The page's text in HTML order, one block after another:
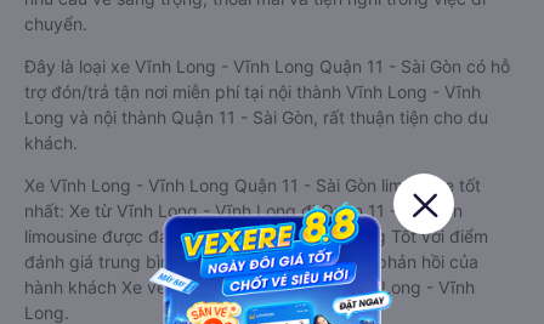
chuyển.
Đây là loại xe Vĩnh Long - Vĩnh Long Quận 11 - Sài Gòn có hỗ
trợ đón/trả tận nơi miễn phí tại nội thành Vĩnh Long - Vĩnh
Long và nội thành Quận 11 - Sài Gòn, rất thuận tiện cho du
khách.
Xe Vĩnh Long - Vĩnh Long Quận 11 - Sài Gòn limousine tốt
nhất: Xe từ Vĩnh Long - Vĩnh Long đi Quận 11 - Sài Gòn
limousine được đánh giá chung có chất lượng Tốt với điểm
đánh giá trung bình từ 4.8/5 dựa trên 3930 phản hồi của
hành khách Xe về Quận 11 - Sài Gòn từ Vĩnh Long - Vĩnh
Long.